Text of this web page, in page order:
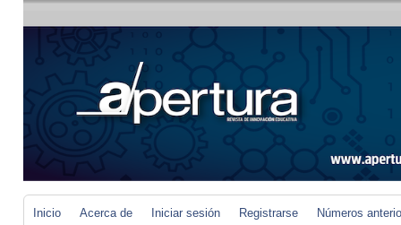
Inicio Acerca de Iniciar sesión Registrarse Números